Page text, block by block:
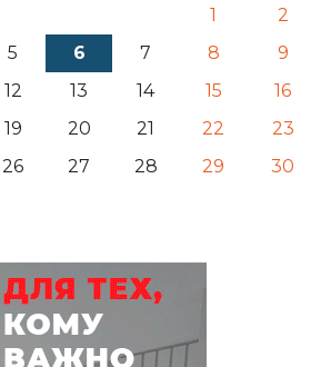
1
2
5 6 7 8
9
12 13 14 15
16
19 20 21 22
23
26 27 28 29
30